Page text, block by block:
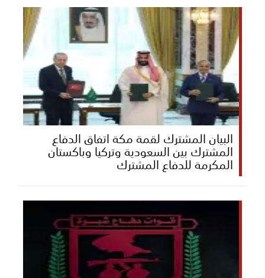
البيان المشترك لقمة مكة اتفاق الدفاع
المشترك بين السعودية وتركيا وباكستان
المكرمة للدفاع المشترك